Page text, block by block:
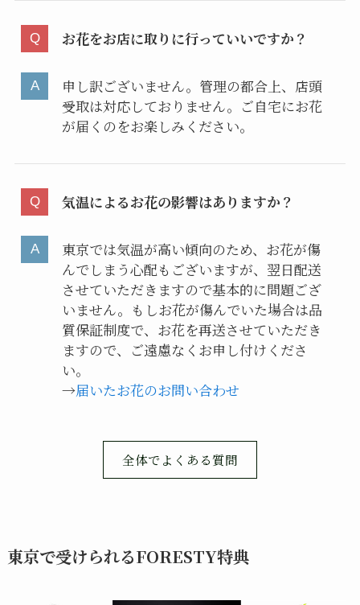
お花をお店に取りに行っていいですか？
申し訳ございません。管理の都合上、店頭
受取は対応しておりません。ご自宅にお花
が届くのをお楽しみください。
気温によるお花の影響はありますか？
東京では気温が高い傾向のため、お花が傷
んでしまう心配もございますが、翌日配送
させていただきますので基本的に問題ござ
いません。もしお花が傷んでいた場合は品
質保証制度で、お花を再送させていただき
ますので、ご遠慮なくお申し付けくださ
い。
→届いたお花のお問い合わせ
全体でよくある質問
東京で受けられるFORESTY特典